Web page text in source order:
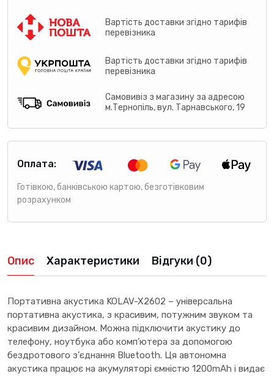
Вартість доставки згідно тарифів
перевізника
Вартість доставки згідно тарифів
перевізника
Самовивіз з магазину за адресою
м.Тернопіль, вул. Тарнавського, 19
Оплата:
Готівкою, банківською картою, безготівковим
розрахунком
Опис Характеристики Відгуки (0)
Портативна акустика KOLAV-X2602 – універсальна
портативна акустика, з красивим, потужним звуком та
красивим дизайном. Можна підключити акустику до
телефону, ноутбука або комп’ютера за допомогою
бездротового з’єднання Bluetooth. Ця автономна
акустика працює на акумуляторі ємністю 1200mAh і видає